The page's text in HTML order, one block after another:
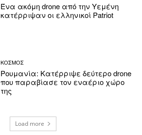
Ένα ακόμη drone από την Υεμένη
κατέρριψαν οι ελληνικοί Patriot
ΚΟΣΜΟΣ
Ρουμανία: Κατέρριψε δεύτερο drone
που παραβίασε τον εναέριο χώρο
της
Load more